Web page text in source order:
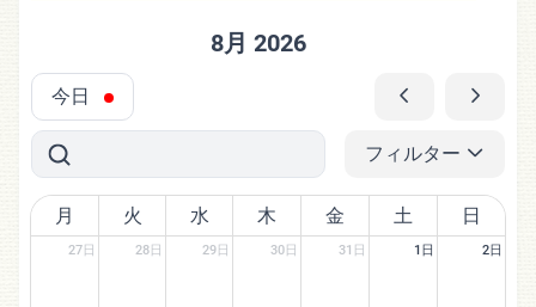
今日
8月 2026
フィルター
月 火 水 木 金 土 日
27日 28日 29日 30日 31日 1日 2日